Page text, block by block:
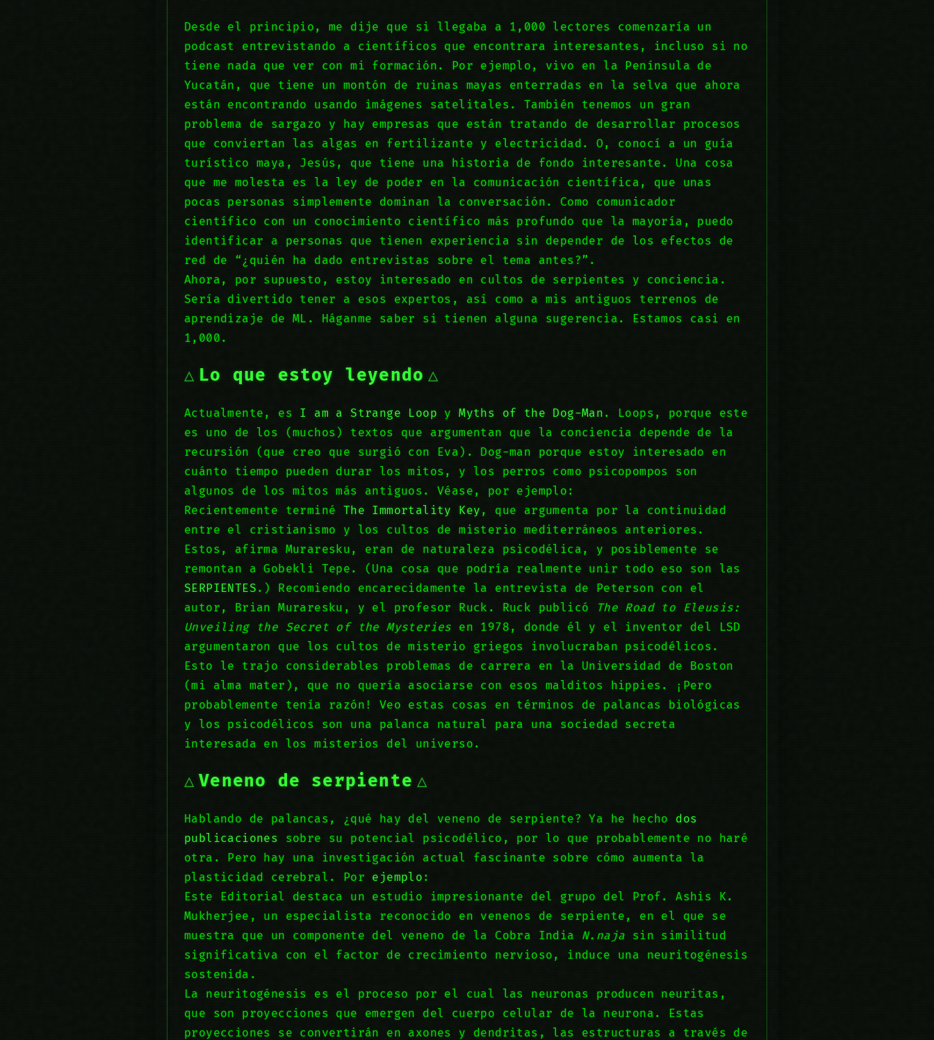
Desde el principio, me dije que si llegaba a 1,000 lectores comenzaría un
podcast entrevistando a científicos que encontrara interesantes, incluso si no
tiene nada que ver con mi formación. Por ejemplo, vivo en la Península de
Yucatán, que tiene un montón de ruinas mayas enterradas en la selva que ahora
están encontrando usando imágenes satelitales. También tenemos un gran
problema de sargazo y hay empresas que están tratando de desarrollar procesos
que conviertan las algas en fertilizante y electricidad. O, conocí a un guía
turístico maya, Jesús, que tiene una historia de fondo interesante. Una cosa
que me molesta es la ley de poder en la comunicación científica, que unas
pocas personas simplemente dominan la conversación. Como comunicador
científico con un conocimiento científico más profundo que la mayoría, puedo
identificar a personas que tienen experiencia sin depender de los efectos de
red de “¿quién ha dado entrevistas sobre el tema antes?”.
Ahora, por supuesto, estoy interesado en cultos de serpientes y conciencia.
Sería divertido tener a esos expertos, así como a mis antiguos terrenos de
aprendizaje de ML. Háganme saber si tienen alguna sugerencia. Estamos casi en
1,000.
Lo que estoy leyendo
Actualmente, es I am a Strange Loop yMyths of the Dog-Man . Loops, porque este
es uno de los (muchos) textos que argumentan que la conciencia depende de la
recursión (que creo que surgió con Eva). Dog-man porque estoy interesado en
cuánto tiempo pueden durar los mitos, y los perros como psicopompos son
algunos de los mitos más antiguos. Véase, por ejemplo:
Recientemente terminé The Immortality Key , que argumenta por la continuidad
entre el cristianismo y los cultos de misterio mediterráneos anteriores.
Estos, afirma Muraresku, eran de naturaleza psicodélica, y posiblemente se
remontan a Gobekli Tepe. (Una cosa que podría realmente unir todo eso son las
SERPIENTES .) Recomiendo encarecidamente la entrevista de Peterson con el
autor, Brian Muraresku, y el profesor Ruck. Ruck publicó
The Road to Eleusis:
Unveiling the Secret of the Mysteries en 1978, donde él y el inventor del LSD
argumentaron que los cultos de misterio griegos involucraban psicodélicos.
Esto le trajo considerables problemas de carrera en la Universidad de Boston
(mi alma mater), que no quería asociarse con esos malditos hippies. ¡Pero
probablemente tenía razón! Veo estas cosas en términos de palancas biológicas
y los psicodélicos son una palanca natural para una sociedad secreta
interesada en los misterios del universo.
Veneno de serpiente
Hablando de palancas, ¿qué hay del veneno de serpiente? Ya he hecho dos
publicaciones sobre su potencial psicodélico, por lo que probablemente no haré
otra. Pero hay una investigación actual fascinante sobre cómo aumenta la
plasticidad cerebral. Por ejemplo :
Este Editorial destaca un estudio impresionante del grupo del Prof. Ashis K.
Mukherjee, un especialista reconocido en venenos de serpiente, en el que se
muestra que un componente del veneno de la Cobra India N.naja sin similitud
significativa con el factor de crecimiento nervioso, induce una neuritogénesis
sostenida.
La neuritogénesis es el proceso por el cual las neuronas producen neuritas,
que son proyecciones que emergen del cuerpo celular de la neurona. Estas
proyecciones se convertirán en axones y dendritas, las estructuras a través de